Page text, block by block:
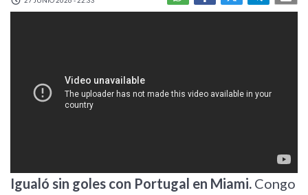
Igualó sin goles con Portugal en Miami. Congo